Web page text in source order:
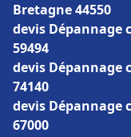
Bretagne 44550
devis Dépannage
59494
devis Dépannage
74140
devis Dépannage
67000